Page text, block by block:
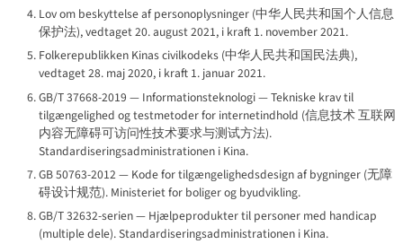
Lov om beskyttelse af personoplysninger (中华人民共和国个人信息
保护法), vedtaget 20. august 2021, i kraft 1. november 2021.
Folkerepublikken Kinas civilkodeks (中华人民共和国民法典),
vedtaget 28. maj 2020, i kraft 1. januar 2021.
GB/T 37668-2019 — Informationsteknologi — Tekniske krav til
tilgængelighed og testmetoder for internetindhold (信息技术 互联网
内容无障碍可访问性技术要求与测试方法).
Standardiseringsadministrationen i Kina.
GB 50763-2012 — Kode for tilgængeligheds­design af bygninger (无障
碍设计规范). Ministeriet for boliger og byudvikling.
GB/T 32632-serien — Hjælpeprodukter til personer med handicap
(multiple dele). Standardiseringsadministrationen i Kina.